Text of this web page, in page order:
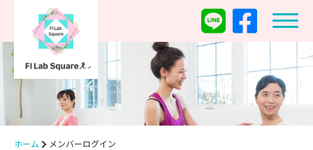
ホーム メンバーログイン